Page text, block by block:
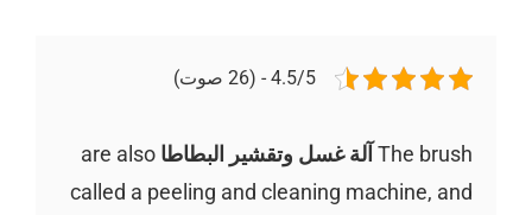
4.5/5 - (26 صوت)
The brushآلة غسل وتقشير البطاطاare also
called a peeling and cleaning machine, and